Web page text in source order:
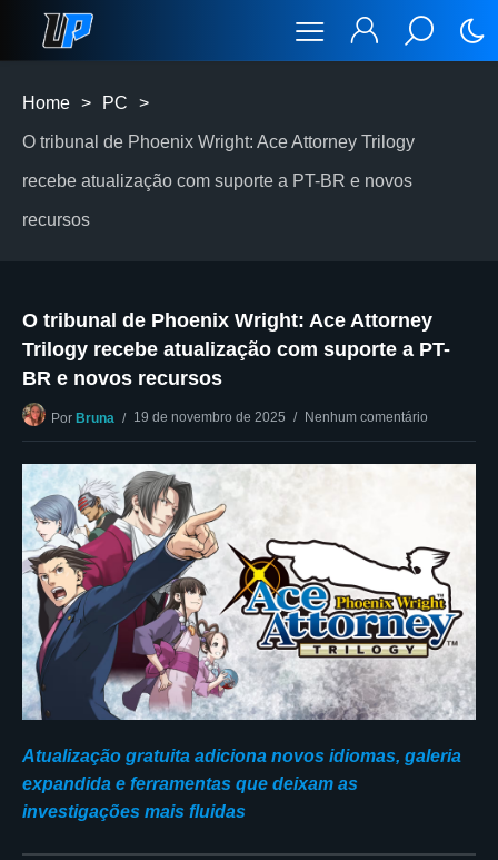
Home > PC >
O tribunal de Phoenix Wright: Ace Attorney Trilogy
recebe atualização com suporte a PT-BR e novos
recursos
O tribunal de Phoenix Wright: Ace Attorney
Trilogy recebe atualização com suporte a PT-
BR e novos recursos
Por Bruna 19 de novembro de 2025 Nenhum comentário
Atualização gratuita adiciona novos idiomas, galeria
expandida e ferramentas que deixam as
investigações mais fluidas